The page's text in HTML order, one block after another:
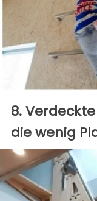
8.
die wenig